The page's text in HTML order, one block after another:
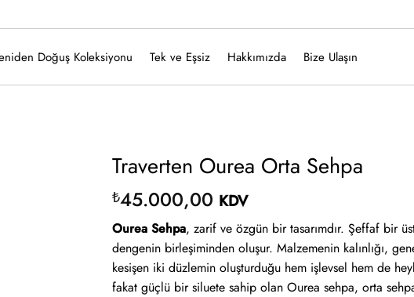
Doğuş Koleksiyonu Tek ve Eşsiz Hakkımızda Bize Ulaşın
Traverten Ourea Orta Sehpa
₺45.000,00 KDV
Ourea Sehpa, zarif ve özgün bir tasarımdır. Şeffaf bir
dengenin birleşiminden oluşur. Malzemenin kalınlığı,
kesişen iki düzlemin oluşturduğu hem işlevsel hem de
fakat güçlü bir siluete sahip olan Ourea sehpa, orta